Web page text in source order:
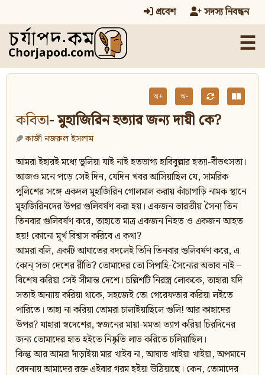
প্রবেশ সদস্য নিবন্ধন
☰
অ+ অ-
কবিতা- মুহাজিরিন হত্যার জন্য দায়ী কে?
কাজী নজরুল ইসলাম
আমরা ইহারই মধ্যে ভুলিয়া যাই নাই হতভাগ্য হাবিবুল্লার হত্যা-বীভৎসতা।
আজও মনে পড়ে সেই দিন, যেদিন খবর আসিয়াছিল যে, সামরিক
পুলিশের সঙ্গে একদল মুহাজিরিন গোলমাল করায় কাঁচাগাড়ি নামক স্থানে
মুহাজিরিনদের উপর গুলিবর্ষণ করা হয়। একজন ভারতীয় সৈন্য তিন
তিনবার গুলিবর্ষণ করে, তাহাতে মাত্র একজন নিহত ও একজন আহত
হয়! কোনো মূর্খ বিশ্বাস করিবে এ কথা?
আমরা বলি, একটি আঘাতের বদলেই তিনি তিনবার গুলিবর্ষণ করে, এ
কোন্ সভ্য দেশের রীতি? তোমাদের তো সিপাহি-সৈন্যের অভাব নাই –
বিশেষ করিয়া সেই সীমান্ত দেশে। চল্লিশটি নিরস্ত্র লোককে, তাহারা যদি
সত্যই অন্যায় করিয়া থাকে, সহজেই তো গেরেফতার করিয়া লইতে
পারিতে। তাহা না করিয়া তোমরা চালাইয়াছিলে গুলি! আর কাহাদের
উপর? যাহারা স্বদেশের, স্বজনের মায়া-মমতা ত্যাগ করিয়া চিরদিনের
জন্য তোমাদের হাত হইতে নিষ্কৃতি লাভ করিতে চলিয়াছিল।
কিন্তু আর আমরা দাঁড়াইয়া মার খাইব না, আঘাত খাইয়া খাইয়া, অপমানে
বেদনায় আমাদের রক্ত এইবার গরম হইয়া উঠিয়াছে। কেন, তোমাদের